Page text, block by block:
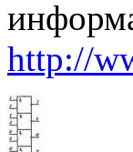
http://